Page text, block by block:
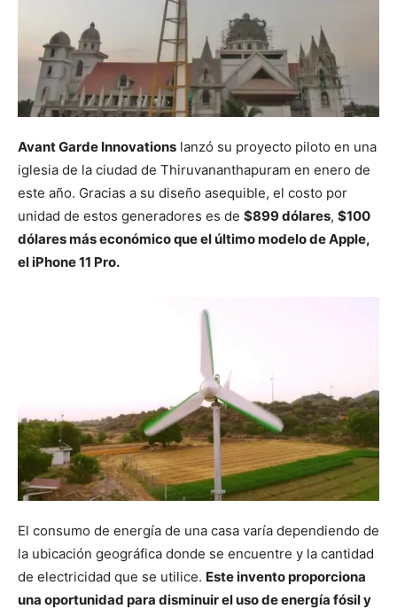
Avant Garde Innovations lanzó su proyecto piloto en una
iglesia de la ciudad de Thiruvananthapuram en enero de
este año. Gracias a su diseño asequible, el costo por
unidad de estos generadores es de $899 dólares, $100
dólares más económico que el último modelo de Apple,
el iPhone 11 Pro.
El consumo de energía de una casa varía dependiendo de
la ubicación geográfica donde se encuentre y la cantidad
de electricidad que se utilice. Este invento proporciona
una oportunidad para disminuir el uso de energía fósil y